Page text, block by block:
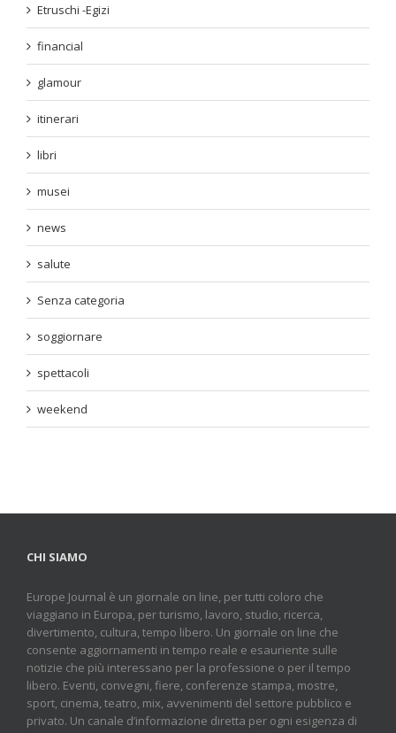
Etruschi -Egizi
financial
glamour
itinerari
libri
musei
news
salute
Senza categoria
soggiornare
spettacoli
weekend
CHI SIAMO
Europe Journal è un giornale on line, per tutti coloro che
viaggiano in Europa, per turismo, lavoro, studio, ricerca,
divertimento, cultura, tempo libero. Un giornale on line che
consente aggiornamenti in tempo reale e esauriente sulle
notizie che più interessano per la professione o per il tempo
libero. Eventi, convegni, fiere, conferenze stampa, mostre,
sport, cinema, teatro, mix, avvenimenti del settore pubblico e
privato. Un canale d’informazione diretta per ogni esigenza di